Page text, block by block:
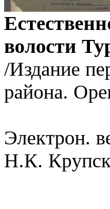
волости
/Издание
района.
Электрон.
Н.К.